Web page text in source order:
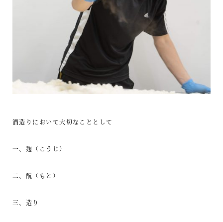
酒造りにおいて大切なこととして
一、麹（こうじ）
二、酛（もと）
三、造り